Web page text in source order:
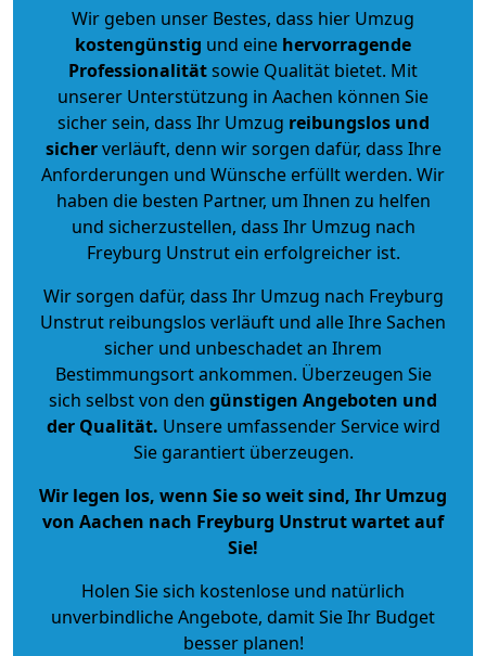
Wir geben unser Bestes, dass hier Umzug
kostengünstig und eine hervorragende
Professionalitätsowie Qualität bietet. Mit
unserer Unterstützung in Aachen können Sie
sicher sein, dass Ihr Umzug reibungslos und
sicherverläuft, denn wir sorgen dafür, dass Ihre
Anforderungen und Wünsche erfüllt werden. Wir
haben die besten Partner, um Ihnen zu helfen
und sicherzustellen, dass Ihr Umzug nach
Freyburg Unstrut ein erfolgreicher ist.
Wir sorgen dafür, dass Ihr Umzug nach Freyburg
Unstrut reibungslos verläuft und alle Ihre Sachen
sicher und unbeschadet an Ihrem
Bestimmungsort ankommen. Überzeugen Sie
sich selbst von den günstigen Angeboten und
der Qualität. Unsere umfassender Service wird
Sie garantiert überzeugen.
Wir legen los, wenn Sie so weit sind, Ihr Umzug
von Aachen nach Freyburg Unstrut wartet auf
Sie!
Holen Sie sich kostenlose und natürlich
unverbindliche Angebote, damit Sie Ihr Budget
besser planen!